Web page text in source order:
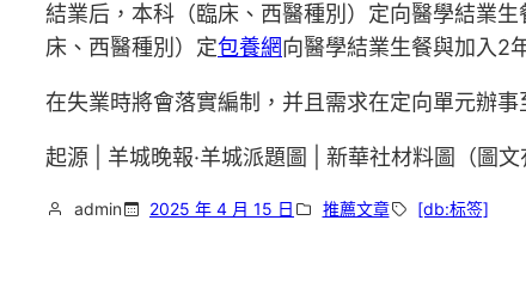
結業后，本科（臨床、西醫種別）定向醫學結業
床、西醫種別）定包養網向醫學結業生餐與加入2
在失業時將會落實編制，并且需求在定向單元辦
起源 | 羊城晚報·羊城派題圖 | 新華社材料圖（圖
admin 2025 年 4 月 15 日 推薦文章 [db:标签]